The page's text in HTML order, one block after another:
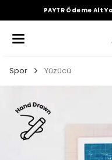
PAYTR Ödeme Alt
Spor Yüzücü